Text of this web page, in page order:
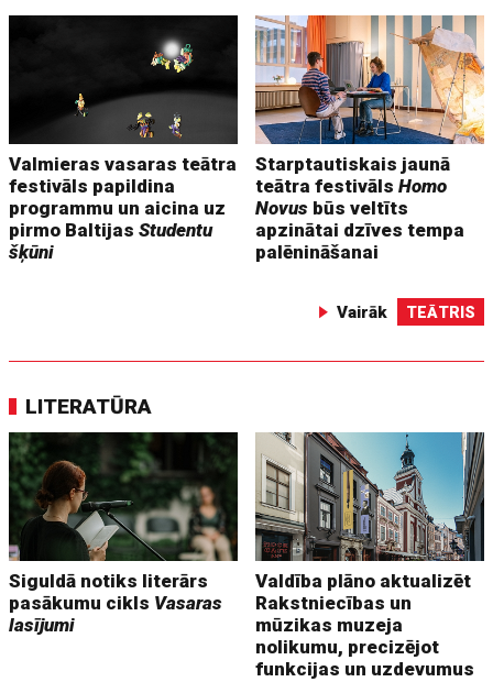
Valmieras vasaras teātra
festivāls papildina
programmu un aicina uz
pirmo BaltijasStudentu
šķūni
Starptautiskais jaunā
teātra festivālsHomo
Novus būs veltīts
apzinātai dzīves tempa
palēnināšanai
Vairāk TEĀTRIS
LITERATŪRA
Siguldā notiks literārs
pasākumu cikls Vasaras
lasījumi
Valdība plāno aktualizēt
Rakstniecības un
mūzikas muzeja
nolikumu, precizējot
funkcijas un uzdevumus